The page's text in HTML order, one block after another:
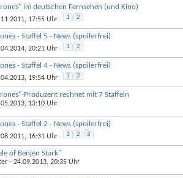
im deutschen Fernsehen (und Kino)
17:55 Uhr 1 2
- Staffel 5 - News (spoilerfrei)
20:21 Uhr 1 2
- Staffel 4 - News (spoilerfrei)
19:54 Uhr 1 2
Produzent rechnet mit 7 Staffeln
13:10 Uhr
- Staffel 2 - News (spoilerfrei)
16:31 Uhr 1 2 3
of Benjen Stark"
- 24.09.2013, 20:35 Uhr